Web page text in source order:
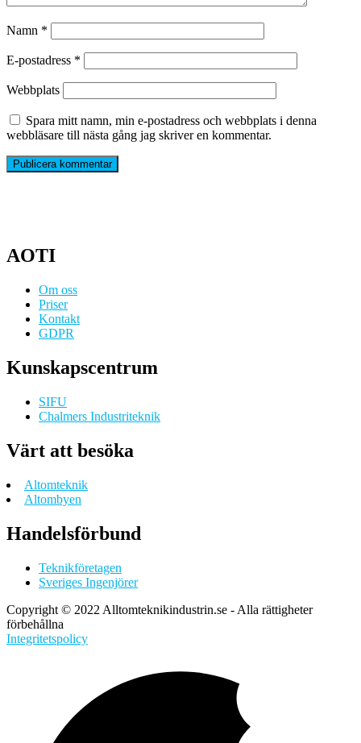
Namn *
E-postadress *
Webbplats
Spara mitt namn, min e-postadress och webbplats i denna
webbläsare till nästa gång jag skriver en kommentar.
AOTI
Om oss
Priser
Kontakt
GDPR
Kunskapscentrum
SIFU
Chalmers Industriteknik
Värt att besöka
Altomteknik
Altombyen
Handelsförbund
Teknikföretagen
Sveriges Ingenjörer
Copyright © 2022 Alltomteknikindustrin.se - Alla rättigheter
förbehållna
Integritetspolicy